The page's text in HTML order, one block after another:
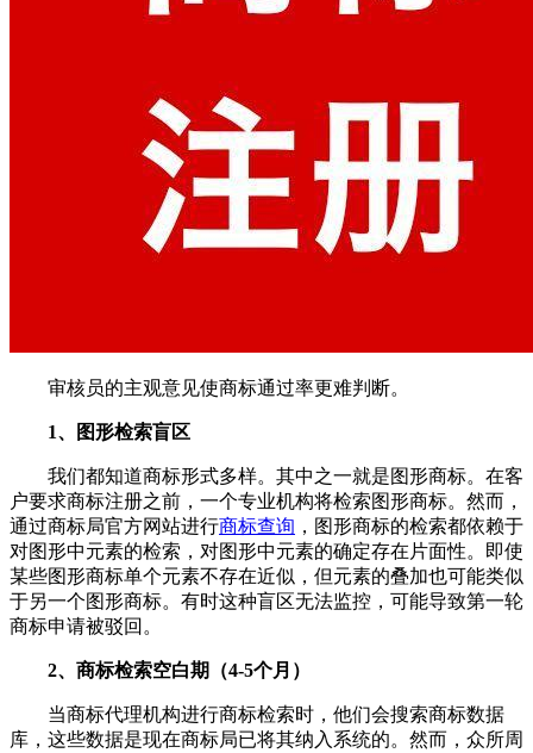
审核员的主观意见使商标通过率更难判断。
1、图形检索盲区
我们都知道商标形式多样。其中之一就是图形商标。在客
户要求商标注册之前，一个专业机构将检索图形商标。然而，
通过商标局官方网站进行商标查询 ，图形商标的检索都依赖于
对图形中元素的检索，对图形中元素的确定存在片面性。即使
某些图形商标单个元素不存在近似，但元素的叠加也可能类似
于另一个图形商标。有时这种盲区无法监控，可能导致第一轮
商标申请被驳回。
2、商标检索空白期（4-5个月）
当商标代理机构进行商标检索时，他们会搜索商标数据
库，这些数据是现在商标局已将其纳入系统的。然而，众所周